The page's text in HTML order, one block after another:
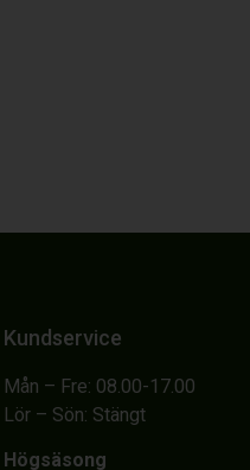
Kundservice
Mån – Fre: 08.00-17.00
Lör – Sön: Stängt
Högsäsong